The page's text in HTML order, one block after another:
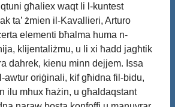
għaliex waqt li l-kuntest
ta’ żmien il-Kavallieri, Arturo
elementi bħalma huma n-
klijentaliżmu, u li xi ħadd jagħtik
dahrek, kienu minn dejjem. Issa
awtur oriġinali, kif għidna fil-bidu,
ilu mhux ħażin, u għaldaqstant